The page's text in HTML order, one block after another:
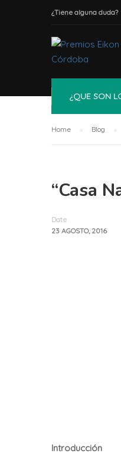
¿Tiene alguna duda?
¿QUE SON
Home Blog
“Casa
Date
23 AGOSTO, 2016
Introducción